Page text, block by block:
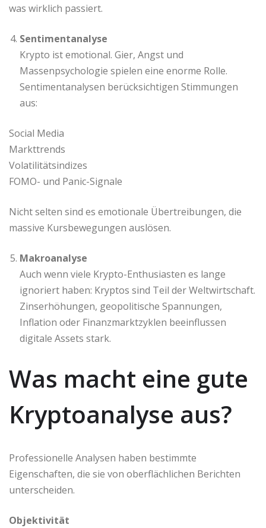
was wirklich passiert.
Sentimentanalyse
Krypto ist emotional. Gier, Angst und
Massenpsychologie spielen eine enorme Rolle.
Sentimentanalysen berücksichtigen Stimmungen
aus:
Social Media
Markttrends
Volatilitätsindizes
FOMO- und Panic-Signale
Nicht selten sind es emotionale Übertreibungen, die
massive Kursbewegungen auslösen.
Makroanalyse
Auch wenn viele Krypto-Enthusiasten es lange
ignoriert haben: Kryptos sind Teil der Weltwirtschaft.
Zinserhöhungen, geopolitische Spannungen,
Inflation oder Finanzmarktzyklen beeinflussen
digitale Assets stark.
Was macht eine gute
Kryptoanalyse aus?
Professionelle Analysen haben bestimmte
Eigenschaften, die sie von oberflächlichen Berichten
unterscheiden.
Objektivität